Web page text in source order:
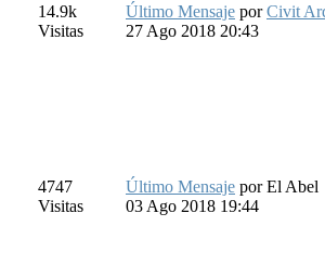
14.9k
Visitas
Último Mensaje porCivit
27 Ago 2018 20:43
4747
Visitas
Último Mensaje porEl Abel
03 Ago 2018 19:44